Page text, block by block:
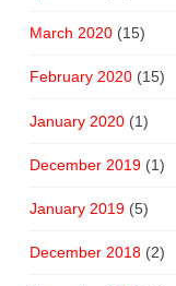
March 2020(15)
February 2020(15)
January 2020(1)
December 2019(1)
January 2019(5)
December 2018(2)